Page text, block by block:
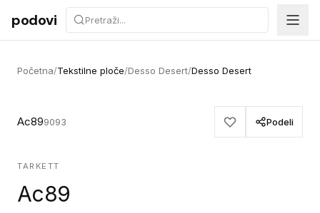
Preskoči na sadržaj
podovi
Početna/Tekstilne ploče/Desso Desert/Desso Desert
Ac899093 Podeli
TARKETT
Ac89